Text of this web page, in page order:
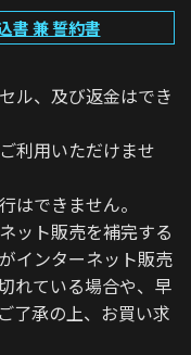
書 兼 誓約書
ル、及び返金はでき
利用いただけませ
はできません。
ット販売を補完する
インターネット販売
れている場合や、早
了承の上、お買い求